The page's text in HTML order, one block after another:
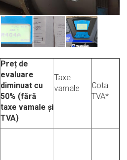
Preț de
evaluare
diminuat cu
50% (fără
taxe vamale și
TVA)
Taxe
vamale
Cota
TVA*